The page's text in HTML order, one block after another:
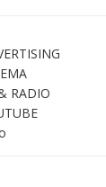
RADIO